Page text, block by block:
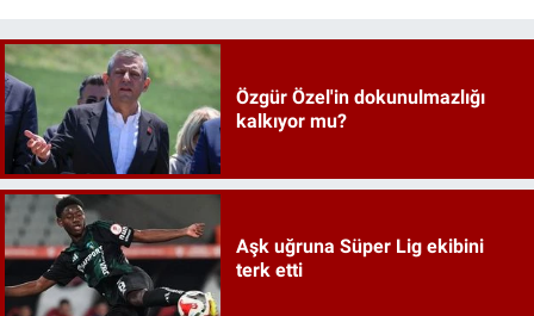
Özgür Özel'in dokunulmazlığı
kalkıyor mu?
Aşk uğruna Süper Lig ekibini
terk etti